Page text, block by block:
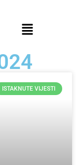
ISTAKNUTE VIJESTI